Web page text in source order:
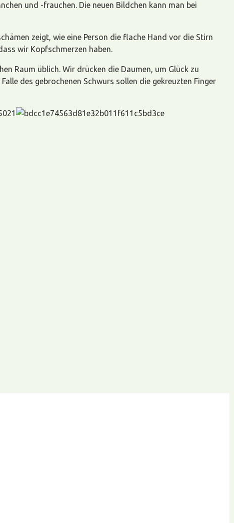
und -frauchen. Die neuen Bildchen kann man bei
zeigt, wie eine Person die flache Hand vor die Stirn
wir Kopfschmerzen haben.
Raum üblich. Wir drücken die Daumen, um Glück zu
des gebrochenen Schwurs sollen die gekreuzten Finger